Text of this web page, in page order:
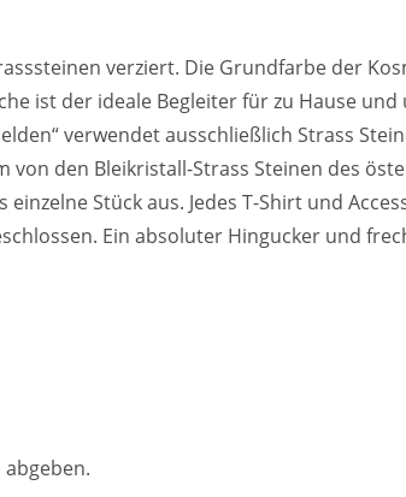
verziert. Die Grundfarbe der
ist der ideale Begleiter für zu Hause und
verwendet ausschließlich Strass
den Bleikristall-Strass Steinen des
Stück aus. Jedes T-Shirt und
Ein absoluter Hingucker und